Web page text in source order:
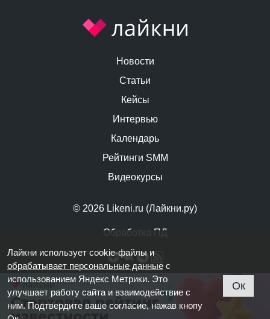
© 2026 Likeni.ru (Лайкни.ру)
Обработка ПД
Новости
Статьи
Кейсы
Интервью
Календарь
Рейтинги SMM
Видеокурсы
Лайкни использует cookie-файлы и
обрабатывает персональные данные с
использованием Яндекс Метрики. Это
улучшает работу сайта и взаимодействие с
ним. Подтвердите ваше согласие, нажав кнопу
Ок